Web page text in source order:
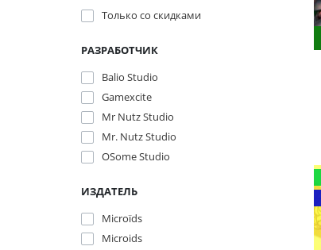
Только со cкидками
РАЗРАБОТЧИК
Balio Studio
Gamexcite
Mr Nutz Studio
Mr. Nutz Studio
OSome Studio
ИЗДАТЕЛЬ
Microïds
Microids